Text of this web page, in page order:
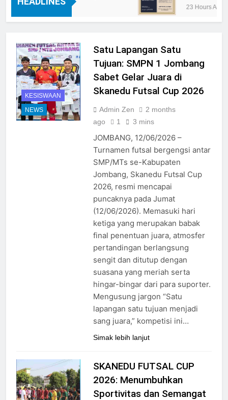
22 Hours Ago 23 Hours Ago
KESISWAAN
NEWS
Satu Lapangan Satu
Tujuan: SMPN 1 Jombang
Sabet Gelar Juara di
Skanedu Futsal Cup 2026
Admin Zen
2 months
ago
1 3 mins
JOMBANG, 12/06/2026 –
Turnamen futsal bergengsi antar
SMP/MTs se-Kabupaten
Jombang, Skanedu Futsal Cup
2026, resmi mencapai
puncaknya pada Jumat
(12/06/2026). Memasuki hari
ketiga yang merupakan babak
final penentuan juara, atmosfer
pertandingan berlangsung
sengit dan ditutup dengan
suasana yang meriah serta
hingar-bingar dari para suporter.
Mengusung jargon “Satu
lapangan satu tujuan menjadi
sang juara,” kompetisi ini…
Simak lebih lanjut
SKANEDU FUTSAL CUP
2026: Menumbuhkan
Sportivitas dan Semangat